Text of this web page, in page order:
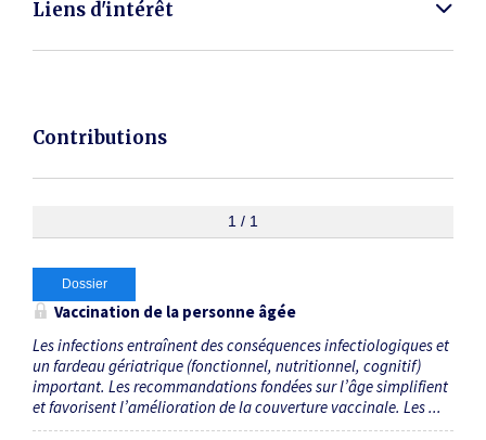
Liens d'intérêt
Contributions
1 / 1
Dossier
Vaccination de la personne âgée
Les infections entraînent des conséquences infectiologiques et
un fardeau gériatrique (fonctionnel, nutritionnel, cognitif)
important. Les recommandations fondées sur l’âge simplifient
et favorisent l’amélioration de la couverture vaccinale. Les ...